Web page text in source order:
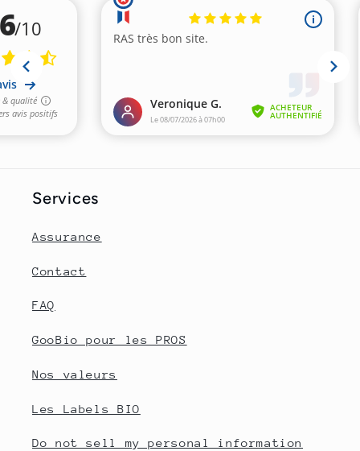
Services
Assurance
Contact
FAQ
GooBio pour les PROS
Nos valeurs
Les Labels BIO
Do not sell my personal information